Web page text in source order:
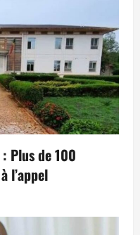
Plus de 100
l’appel